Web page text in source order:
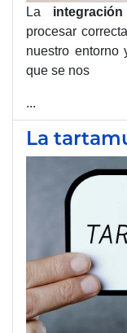
La
procesar
nuestro entorno
que se nos
...
La